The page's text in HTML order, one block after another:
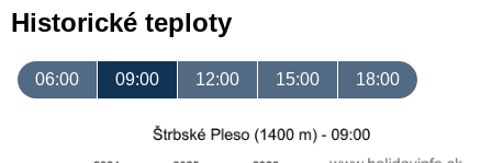
Historické teploty
06:00 09:00 12:00 15:00 18:00